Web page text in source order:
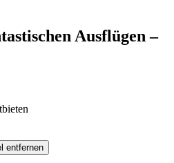
Ausflügen –
entfernen